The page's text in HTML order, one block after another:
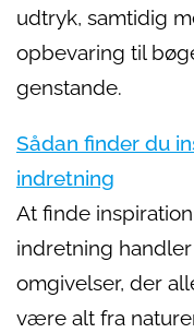
udtryk, samtidig
opbevaring til
genstande.
Sådan finder du
indretning
At finde
indretning
omgivelser, der
være alt fra